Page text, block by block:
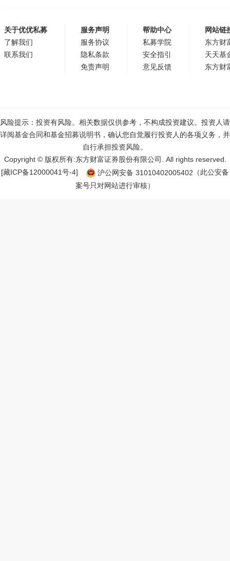
关于优优私募
了解我们
联系我们
服务声明
服务协议
隐私条款
免责声明
帮助中心
私募学院
安全指引
意见反馈
网站链
东方财
天天基
东方财
风险提示：投资有风险。相关数据仅供参考，不构成投资建议。投资人请
详阅基金合同和基金招募说明书，确认您自觉履行投资人的各项义务，并
自行承担投资风险。
Copyright © 版权所有:东方财富证券股份有限公司. All rights reserved.
[藏ICP备12000041号-4] 沪公网安备 31010402005402 （此公安备
案号只对网站进行审核）